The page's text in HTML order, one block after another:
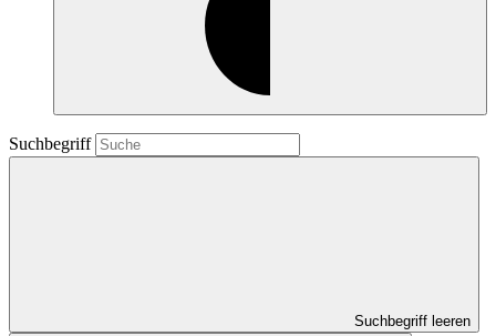
Suchbegriff
Suchbegriff leeren